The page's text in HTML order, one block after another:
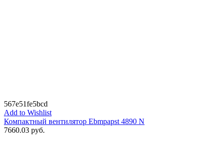
567e51fe5bcd
Add to Wishlist
Компактный вентилятор Ebmpapst 4890 N
7660.03 руб.